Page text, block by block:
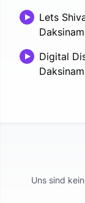
Lets
Digital
Uns sind